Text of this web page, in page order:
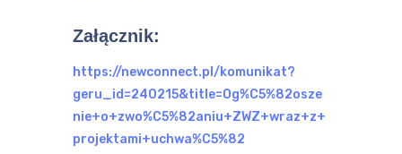
Załącznik:
https://newconnect.pl/komunikat?
geru_id=240215&title=Og%C5%82osze
nie+o+zwo%C5%82aniu+ZWZ+wraz+z+
projektami+uchwa%C5%82